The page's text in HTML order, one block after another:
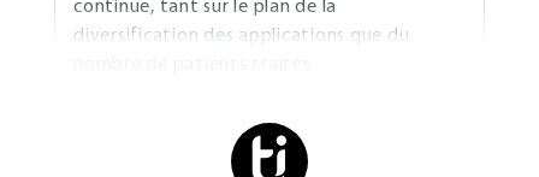
continue, tant sur le plan de la
diversification des applications que du